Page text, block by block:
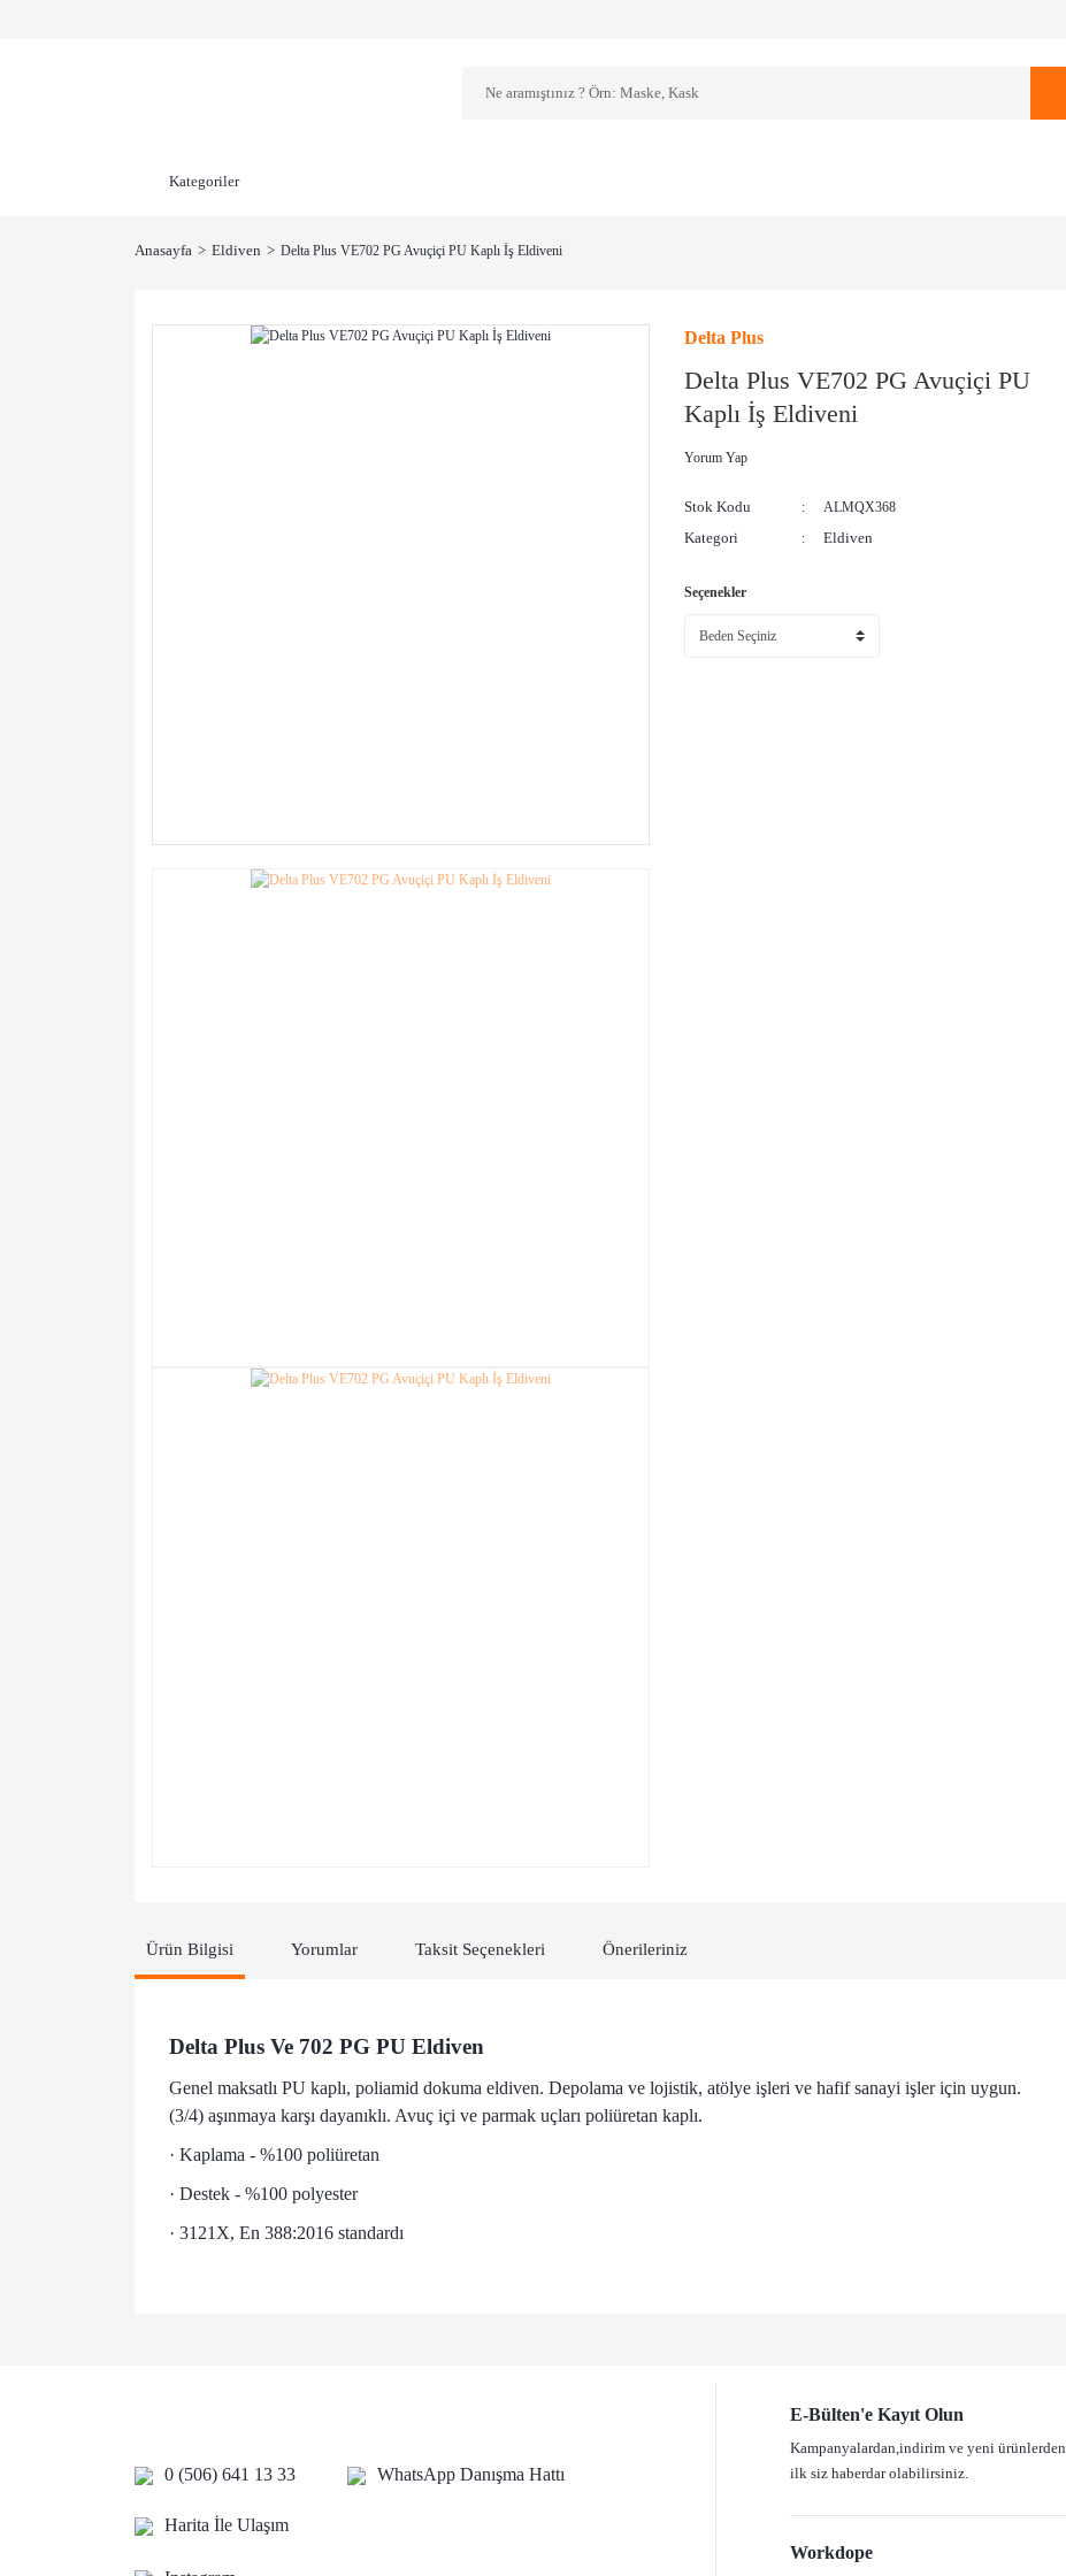
Kategoriler
Anasayfa Eldiven Delta Plus VE702 PG Avuçiçi PU Kaplı İş Eldiveni
Delta Plus
Delta Plus VE702 PG Avuçiçi PU
Kaplı İş Eldiveni
Yorum Yap
Stok Kodu ALMQX368
Kategori Eldiven
Seçenekler
Ürün Bilgisi Yorumlar Taksit Seçenekleri Önerileriniz
Delta Plus Ve 702 PG PU Eldiven
Genel maksatlı PU kaplı, poliamid dokuma eldiven. Depolama ve lojistik, atölye işleri ve hafif sanayi işler için uygun.
(3/4) aşınmaya karşı dayanıklı. Avuç içi ve parmak uçları poliüretan kaplı.
· Kaplama - %100 poliüretan
· Destek - %100 polyester
· 3121X, En 388:2016 standardı
Yorum Yaz
Ürün fiyatı diğer sitelerden daha pahalı.
Bu ürüne benzer farklı alternatifler olmalı.
0 (506) 641 13 33 WhatsApp Danışma Hattı
Harita İle Ulaşım
E-Bülten'e Kayıt Olun
Kampanyalardan,indirim ve yeni ürünlerden
ilk siz haberdar olabilirsiniz.
Workdope